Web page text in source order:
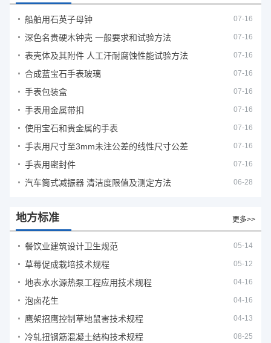
船舶用石英子母钟 07-16
深色名贵硬木钟壳 一般要求和试验方法 07-16
表壳体及其附件 人工汗耐腐蚀性能试验方法 07-16
合成蓝宝石手表玻璃 07-16
手表包装盒 07-16
手表用金属带扣 07-16
使用宝石和贵金属的手表 07-16
手表用尺寸至3mm未注公差的线性尺寸公差 07-16
手表用密封件 07-16
汽车筒式减振器 清洁度限值及测定方法 06-28
地方标准 更多>>
餐饮业建筑设计卫生规范 05-14
草莓促成栽培技术规程 05-12
地表水水源热泵工程应用技术规程 04-16
泡卤花生 04-16
鹰架招鹰控制草地鼠害技术规程 04-13
冷轧扭钢筋混凝土结构技术规程 08-25